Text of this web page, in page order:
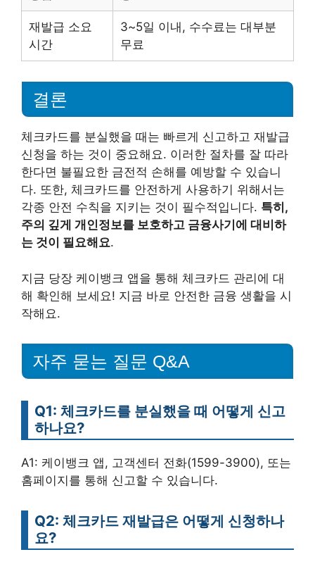
재발급 소요
시간
3~5일 이내, 수수료는 대부분
무료
결론
체크카드를 분실했을 때는 빠르게 신고하고 재발급
신청을 하는 것이 중요해요. 이러한 절차를 잘 따라
한다면 불필요한 금전적 손해를 예방할 수 있습니
다. 또한, 체크카드를 안전하게 사용하기 위해서는
각종 안전 수칙을 지키는 것이 필수적입니다. 특히,
주의 깊게 개인정보를 보호하고 금융사기에 대비하
는 것이 필요해요.
지금 당장 케이뱅크 앱을 통해 체크카드 관리에 대
해 확인해 보세요! 지금 바로 안전한 금융 생활을 시
작해요.
자주 묻는 질문 Q&A
Q1: 체크카드를 분실했을 때 어떻게 신고
하나요?
A1: 케이뱅크 앱, 고객센터 전화(1599-3900), 또는
홈페이지를 통해 신고할 수 있습니다.
Q2: 체크카드 재발급은 어떻게 신청하나
요?